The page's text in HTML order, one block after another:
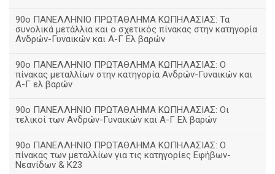
90ο ΠΑΝΕΛΛΗΝΙΟ ΠΡΩΤΑΘΛΗΜΑ ΚΩΠΗΛΑΣΙΑΣ: Τα
συνολικά μετάλλια και ο σχετικός πίνακας στην κατηγορία
Ανδρών-Γυναικών και Α-Γ Ελ βαρών
90ο ΠΑΝΕΛΛΗΝΙΟ ΠΡΩΤΑΘΛΗΜΑ ΚΩΠΗΛΑΣΙΑΣ: Ο
πίνακας μεταλλίων στην κατηγορία Ανδρών-Γυναικών και
Α-Γ ελ βαρών
90ο ΠΑΝΕΛΛΗΝΙΟ ΠΡΩΤΑΘΛΗΜΑ ΚΩΠΗΛΑΣΙΑΣ: Οι
τελικοί των Ανδρών-Γυναικών και Α-Γ Ελ βαρών
90ο ΠΑΝΕΛΛΗΝΙΟ ΠΡΩΤΑΘΛΗΜΑ ΚΩΠΗΛΑΣΙΑΣ: Ο
πίνακας των μεταλλίων για τις κατηγορίες Εφήβων-
Νεανίδων & Κ23